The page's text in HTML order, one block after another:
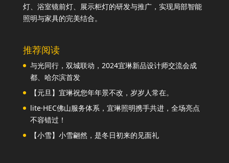
灯、浴室镜前灯、展示柜灯的研发与推广，实现局部智能
照明与家具的完美结合。
推荐阅读
与光同行，双城联动，2024宜琳新品设计师交流会成
都、哈尔滨首发
【元旦】宜琳祝您年年景不改，岁岁人常在。
lite·HEC佛山服务体系，宜琳照明携手共进，全场亮点
不容错过！
【小雪】小雪翩然，是冬日初来的见面礼